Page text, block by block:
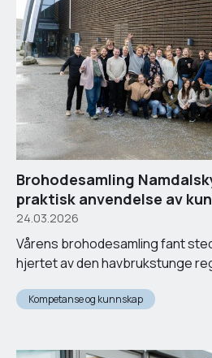
Brohodesamling
praktisk anvendelse av
24.03.2026
Vårens brohodesamling fant
hjertet av den havbrukstunge
Kompetanse og kunnskap